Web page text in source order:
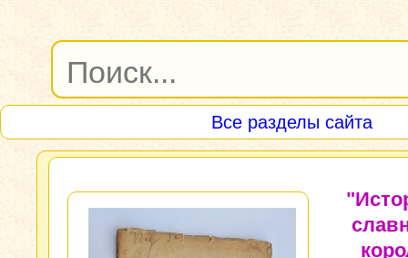
Все разделы сайта